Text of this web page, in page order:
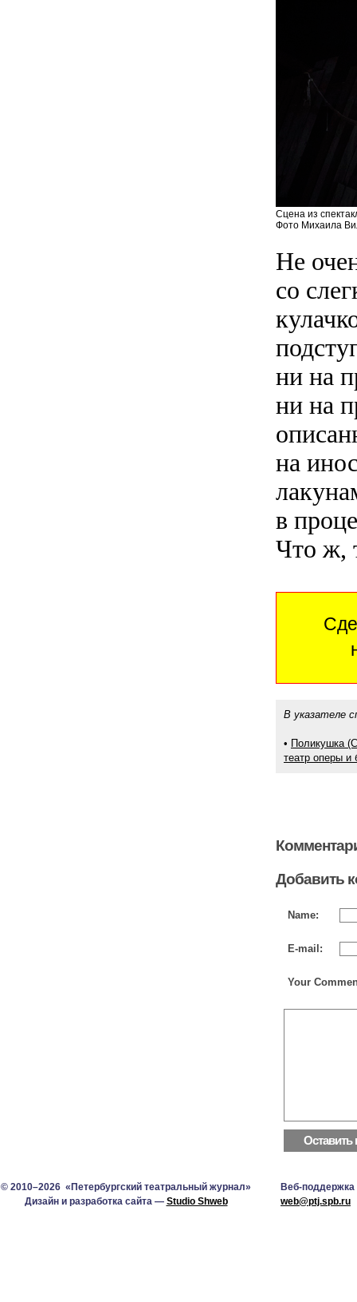
Сцена из
Фото Михаила
Не
со
ни на
ни на
на
в
Что ж,
В указателе
• Поликушка
театр оперы и
Добавить
Name:
E-mail:
Your
© 2010–2026 «Петербургский театральный журнал»
Дизайн и разработка сайта — Studio Shweb
Веб-поддержка
web@ptj.spb.ru